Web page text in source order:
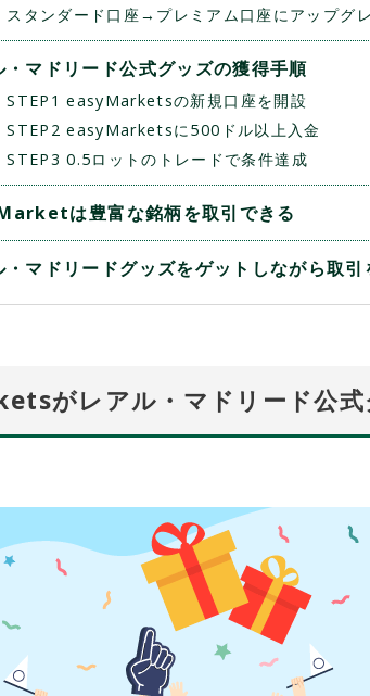
スタンダード口座→プレミアム口座にアップグ
・マドリード公式グッズの獲得手順
STEP1 easyMarketsの新規口座を開設
STEP2 easyMarketsに500ドル以上入金
STEP3 0.5ロットのトレードで条件達成
は豊富な銘柄を取引できる
・マドリードグッズをゲットしながら取引
がレアル・マドリード公式